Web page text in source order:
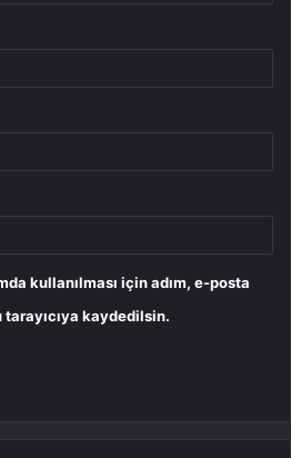
kullanılması için adım, e-posta
kaydedilsin.